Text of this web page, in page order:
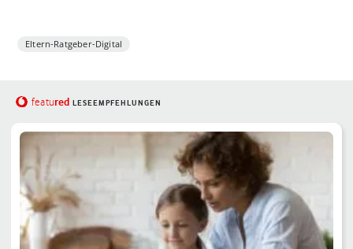
Eltern-Ratgeber-Digital
featured LESEEMPFEHLUNGEN